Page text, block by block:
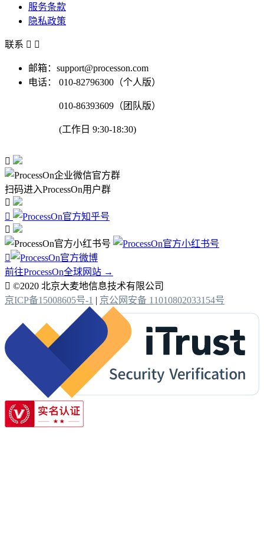
服务条款
隐私政策
联系  
邮箱：support@processon.com
电话：
010-82796300（个人版）
010-86393609（团队版）
(工作日 9:30-18:30)

扫码进入ProcessOn用户群




前往ProcessOn全球网站 →
 ©2020 北京大麦地信息技术有限公司
京ICP备15008605号-1 | 京公网安备 11010802033154号